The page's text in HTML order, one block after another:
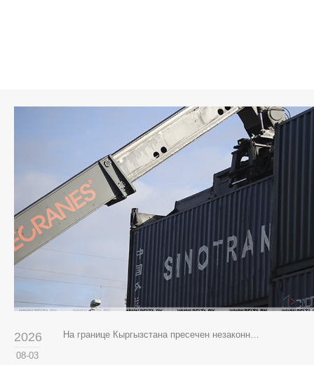
2026
08-03
На границе Кыргызстана пресечен незаконный ввоз пиломатериалов